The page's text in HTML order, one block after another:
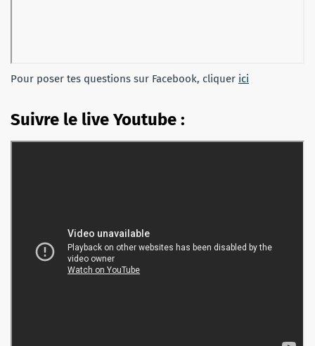
Pour poser tes questions sur Facebook, cliquer ici
Suivre le live Youtube :